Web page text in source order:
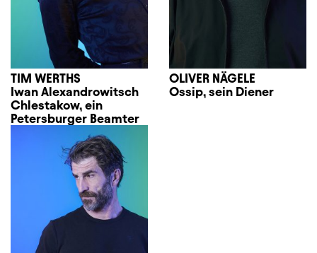
TIM WERTHS
Iwan Alexandrowitsch
Chlestakow, ein
Petersburger Beamter
OLIVER NÄGELE
Ossip, sein Diener